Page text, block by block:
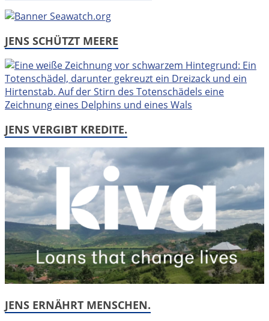
JENS SCHÜTZT MEERE
JENS VERGIBT KREDITE.
JENS ERNÄHRT MENSCHEN.